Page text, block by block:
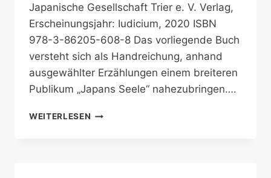
Japanische Gesellschaft Trier e. V. Verlag,
Erscheinungsjahr: Iudicium, 2020 ISBN
978-3-86205-608-8 Das vorliegende Buch
versteht sich als Handreichung, anhand
ausgewählter Erzählungen einem breiteren
Publikum „Japans Seele“ nahezubringen….
WEITERLESEN LEGENDEN